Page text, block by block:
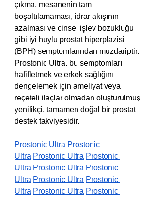
çıkma, mesanenin tam
boşaltılamaması, idrar akışının
azalması ve cinsel işlev bozukluğu
gibi iyi huylu prostat hiperplazisi
(BPH) semptomlarından muzdariptir.
Prostonic Ultra, bu semptomları
hafifletmek ve erkek sağlığını
dengelemek için ameliyat veya
reçeteli ilaçlar olmadan oluşturulmuş
yenilikçi, tamamen doğal bir prostat
destek takviyesidir.
Prostonic Ultra Prostonic
Ultra Prostonic Ultra Prostonic
Ultra Prostonic Ultra Prostonic
Ultra Prostonic Ultra Prostonic
Ultra Prostonic Ultra Prostonic